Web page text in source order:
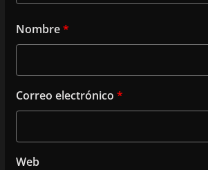
Nombre*
Correo electrónico *
Web